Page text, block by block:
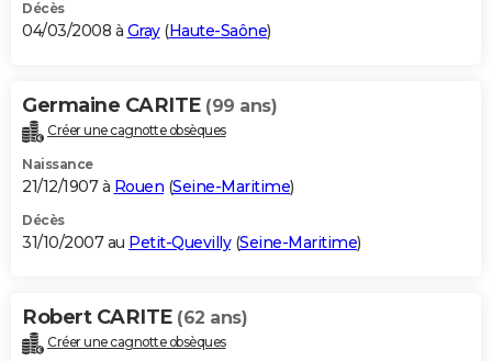
Décès
04/03/2008 à Gray(Haute-Saône)
Germaine CARITE (99 ans)
Créer une cagnotte obsèques
Naissance
21/12/1907 à Rouen (Seine-Maritime)
Décès
31/10/2007 au Petit-Quevilly(Seine-Maritime)
Robert CARITE (62 ans)
Créer une cagnotte obsèques